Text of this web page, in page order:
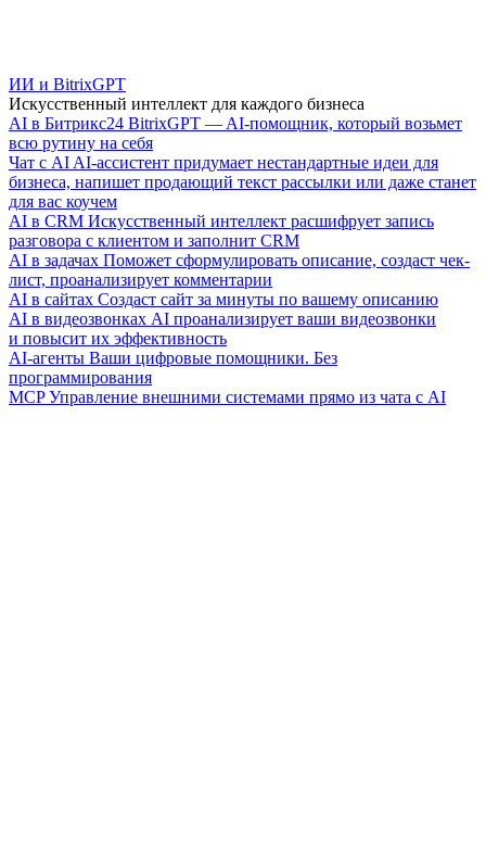
ИИ и BitrixGPT
Искусственный интеллект для каждого бизнеса
AI в Битрикс24 BitrixGPT — AI-помощник, который возьмет
всю рутину на себя
Чат с AI AI-ассистент придумает нестандартные идеи для
бизнеса, напишет продающий текст рассылки или даже станет
для вас коучем
AI в CRM Искусственный интеллект расшифрует запись
разговора с клиентом и заполнит CRM
AI в задачах Поможет сформулировать описание, создаст чек-
лист, проанализирует комментарии
AI в сайтах Создаст сайт за минуты по вашему описанию
AI в видеозвонках AI проанализирует ваши видеозвонки
и повысит их эффективность
AI-агенты Ваши цифровые помощники. Без
программирования
MCP Управление внешними системами прямо из чата с AI